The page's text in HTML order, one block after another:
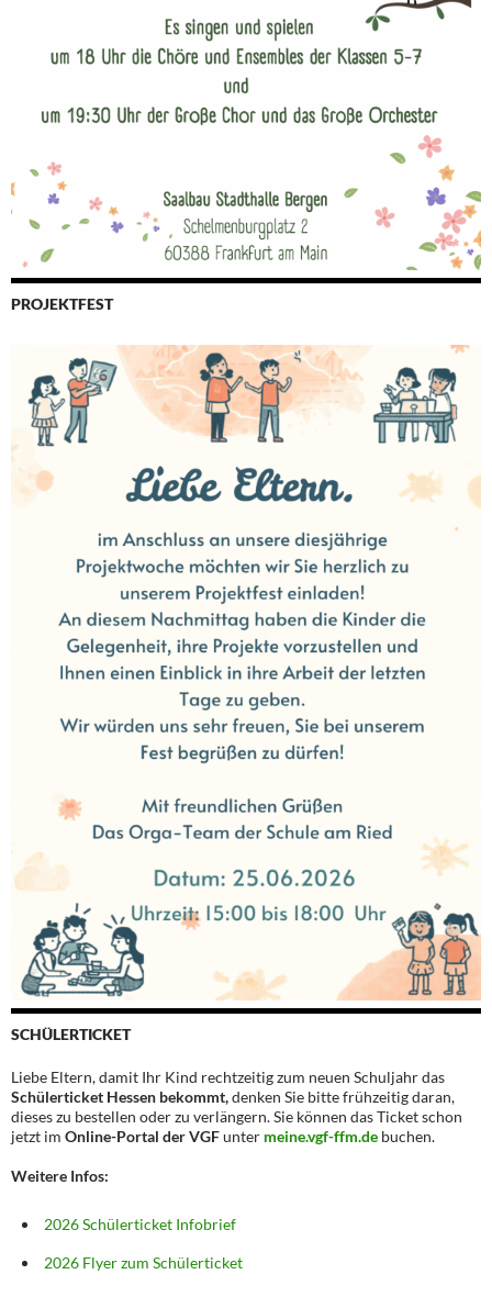
PROJEKTFEST
SCHÜLERTICKET
Liebe Eltern, damit Ihr Kind rechtzeitig zum neuen Schuljahr das
Schülerticket Hessen bekommt,denken Sie bitte frühzeitig daran,
dieses zu bestellen oder zu verlängern. Sie können das Ticket schon
jetzt im Online-Portal der VGFunter meine.vgf-ffm.de buchen.
Weitere Infos:
2026 Schülerticket Infobrief
2026 Flyer zum Schülerticket